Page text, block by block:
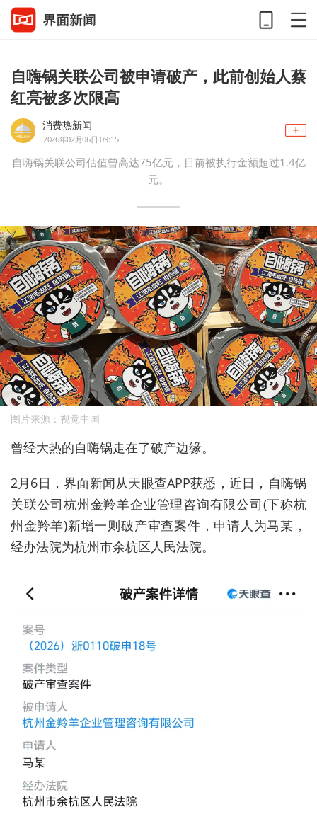
自嗨锅关联公司被申请破产，此前创始人蔡
红亮被多次限高
消费热新闻
2026年02月06日 09:15
自嗨锅关联公司估值曾高达75亿元，目前被执行金额超过1.4亿
元。
图片来源：视觉中国
曾经大热的自嗨锅走在了破产边缘。
2月6日，界面新闻从天眼查APP获悉 ，近日，自嗨锅
关联公司杭州金羚羊企业管理咨询有限公司(下称杭
州金羚羊)新增一则破产审查案件，申请人为马某，
经办法院为杭州市余杭区人民法院。